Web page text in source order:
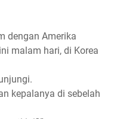
dengan Amerika
malam hari, di Korea
kepalanya di sebelah